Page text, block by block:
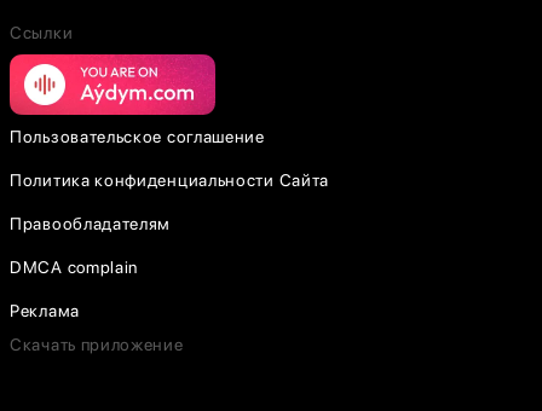
Ссылки
Пользовательское соглашение
Политика конфиденциальности Сайта
Правообладателям
DMCA complain
Реклама
Скачать приложение